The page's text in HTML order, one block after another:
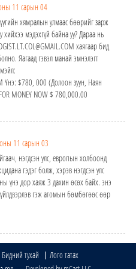
11 сарын 04
хямралын улмаас бөөрийг зарж
мэдэхгүй байна уу? Дараа нь
хаягаар бид
Яагаад гэвэл манай эмнэлэгт
Yнэ: $780, 000 (Долоон зуун, Наян
MONEY NOW $ 780,000.00
11 сарын 03
нэгдсэн улс, европын холбоонд
гэдэг болж, хэрэв нэгдсэн улс
үнэ дор хаяж 3 дахин өсөх байх. энэ
үйлдвэрлэв гэж атомын бөмбөгөөс өөр
Бидний тухай
Лого татах